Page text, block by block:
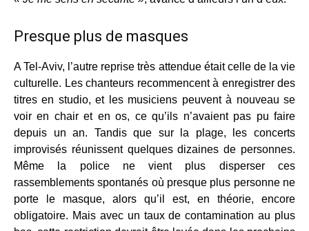
Presque plus de masques
A Tel-Aviv, l’autre reprise très attendue était celle de la vie
culturelle. Les chanteurs recommencent à enregistrer des
titres en studio, et les musiciens peuvent à nouveau se
voir en chair et en os, ce qu’ils n’avaient pas pu faire
depuis un an. Tandis que sur la plage, les concerts
improvisés réunissent quelques dizaines de personnes.
Même la police ne vient plus disperser ces
rassemblements spontanés où presque plus personne ne
porte le masque, alors qu’il est, en théorie, encore
obligatoire. Mais avec un taux de contamination au plus